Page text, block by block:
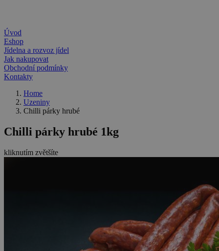
Úvod
Eshop
Jídelna a rozvoz jídel
Jak nakupovat
Obchodní podmínky
Kontakty
Home
Uzeniny
Chilli párky hrubé
Chilli párky hrubé 1kg
kliknutím zvětšíte